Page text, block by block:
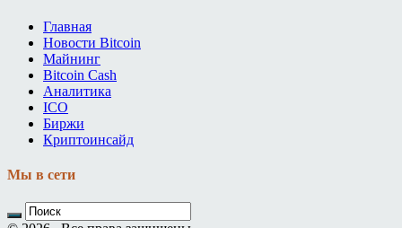
Главная
Новости Bitcoin
Майнинг
Bitcoin Cash
Аналитика
ICO
Биржи
Криптоинсайд
Мы в сети